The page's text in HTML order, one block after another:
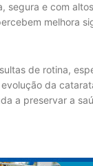
segura e com
melhora
de rotina,
da
a preservar a